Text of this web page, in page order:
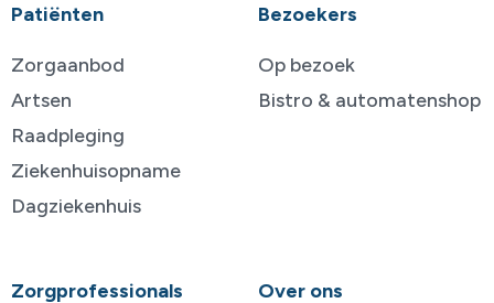
Patiënten
Zorgaanbod
Artsen
Raadpleging
Ziekenhuisopname
Dagziekenhuis
Bezoekers
Op bezoek
Bistro & automatenshop
Zorgprofessionals Over ons